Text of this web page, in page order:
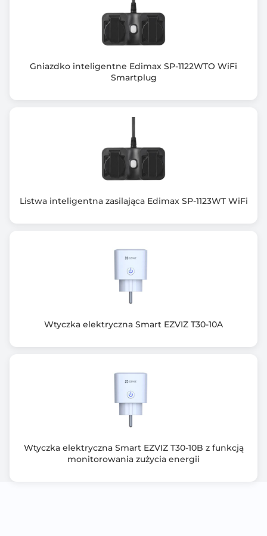
Gniazdko inteligentne Edimax SP-1122WTO WiFi
Smartplug
Listwa inteligentna zasilająca Edimax SP-1123WT WiFi
Wtyczka elektryczna Smart EZVIZ T30-10A
Wtyczka elektryczna Smart EZVIZ T30-10B z funkcją
monitorowania zużycia energii